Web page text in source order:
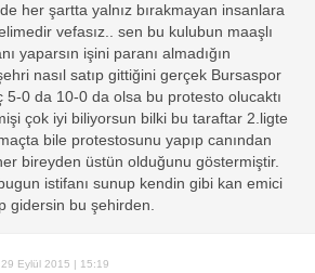
her şartta yalnız bırakmayan insanlara
vefasız.. sen bu kulubun maaşlı
yaparsın işini paranı almadığın
nasıl satıp gittiğini gerçek Bursaspor
5-0 da 10-0 da olsa bu protesto olucaktı
çok iyi biliyorsun bilki bu taraftar 2.ligte
bile protestosunu yapıp canından
bireyden üstün olduğunu göstermiştir.
istifanı sunup kendin gibi kan emici
gidersin bu şehirden.
29 Eylül 2015 | 15:19